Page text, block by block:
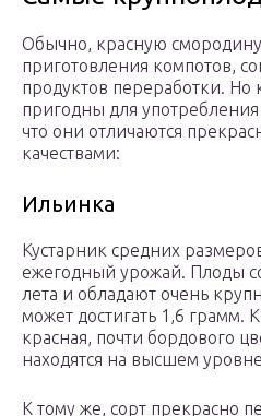
Обычно, красную
приготовления компотов,
продуктов переработки. Но
пригодны для
что они отличаются
качествами:
Ильинка
Кустарник средних
ежегодный урожай. Плоды
лета и обладают очень
может достигать 1,6 грамм.
красная, почти бордового
находятся на высшем
К тому же, сорт прекрасно